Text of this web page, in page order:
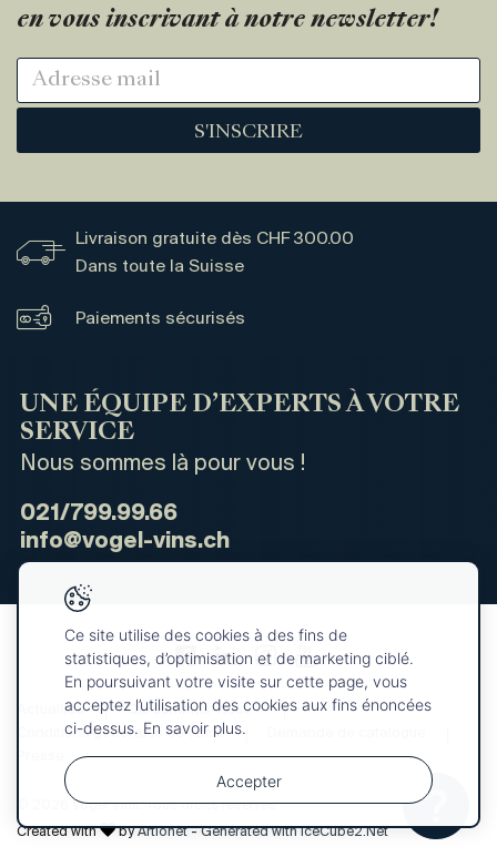
en vous inscrivant à notre newsletter!
S'INSCRIRE
Livraison gratuite dès CHF 300.00
Dans toute la Suisse
Paiements sécurisés
UNE ÉQUIPE D’EXPERTS À VOTRE
SERVICE
Nous sommes là pour vous !
021/799.99.66
info@vogel-vins.ch
Actualités
Qui sommes-nous ?
Conditions générales de vente
© 2026 Vogel Vins. Tous droits réservés
Created with
byArtionet-Generated with IceCube2.Net
Votre
sélection
Ce site utilise des cookies à des fins de
statistiques, d’optimisation et de marketing ciblé.
En poursuivant votre visite sur cette page, vous
acceptez l’utilisation des cookies aux fins énoncées
ci-dessus. En savoir plus.
Accepter